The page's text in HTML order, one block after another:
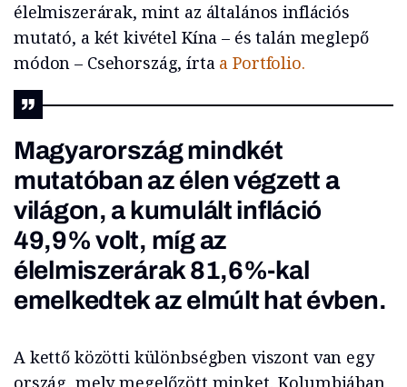
élelmiszerárak, mint az általános inflációs
mutató, a két kivétel Kína – és talán meglepő
módon – Csehország, írta a Portfolio.
Magyarország mindkét
mutatóban az élen végzett a
világon, a kumulált infláció
49,9% volt, míg az
élelmiszerárak 81,6%-kal
emelkedtek az elmúlt hat évben.
A kettő közötti különbségben viszont van egy
ország, mely megelőzött minket, Kolumbiában